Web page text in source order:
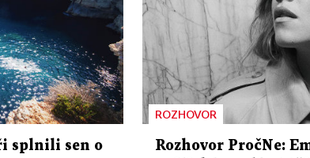
splnili sen o
ROZHOVOR
Rozhovor PročNe: